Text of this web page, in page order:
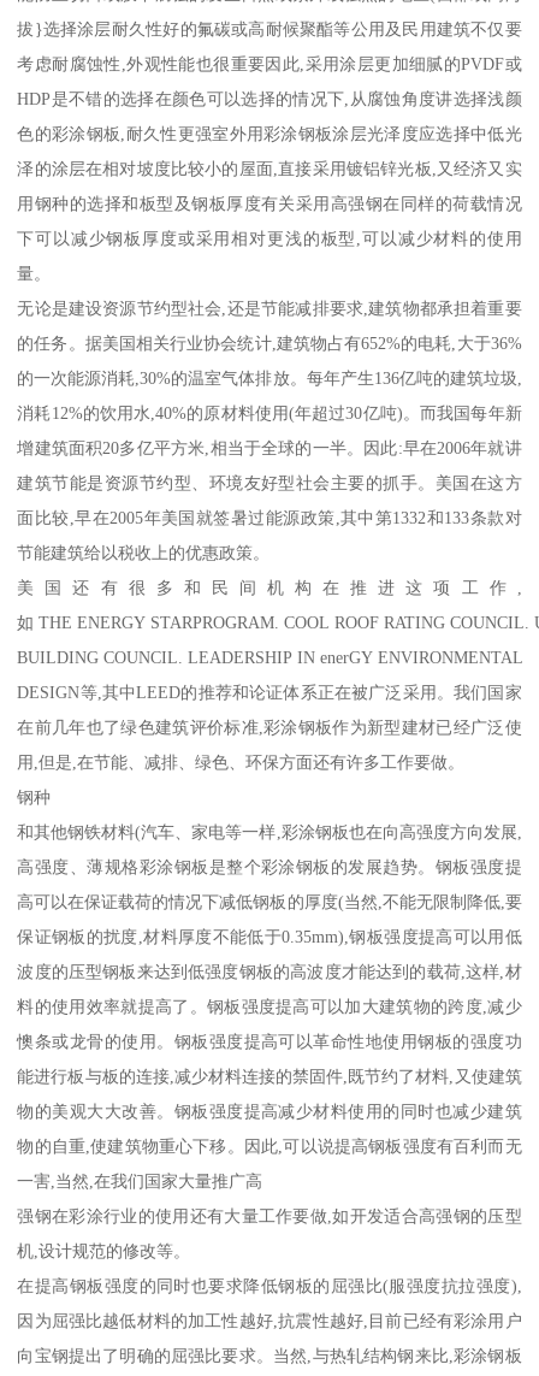
拔}选择涂层耐久性好的氟碳或高耐候聚酯等公用及民用建筑不仅要
考虑耐腐蚀性,外观性能也很重要因此,采用涂层更加细腻的PVDF或
HDP是不错的选择在颜色可以选择的情况下,从腐蚀角度讲选择浅颜
色的彩涂钢板,耐久性更强室外用彩涂钢板涂层光泽度应选择中低光
泽的涂层在相对坡度比较小的屋面,直接采用镀铝锌光板,又经济又实
用钢种的选择和板型及钢板厚度有关采用高强钢在同样的荷载情况
下可以减少钢板厚度或采用相对更浅的板型,可以减少材料的使用
量。
无论是建设资源节约型社会,还是节能减排要求,建筑物都承担着重要
的任务。据美国相关行业协会统计,建筑物占有652%的电耗,大于36%
的一次能源消耗,30%的温室气体排放。每年产生136亿吨的建筑垃圾,
消耗12%的饮用水,40%的原材料使用(年超过30亿吨)。而我国每年新
增建筑面积20多亿平方米,相当于全球的一半。因此:早在2006年就讲
建筑节能是资源节约型、环境友好型社会主要的抓手。美国在这方
面比较,早在2005年美国就签暑过能源政策,其中第1332和133条款对
节能建筑给以税收上的优惠政策。
美国还有很多和民间机构在推进这项工作,
如 THE ENERGY STARPROGRAM. COOL ROOF RATING COUNCIL.
BUILDING COUNCIL. LEADERSHIP IN enerGY ENVIRONMENTAL
DESIGN等,其中LEED的推荐和论证体系正在被广泛采用。我们国家
在前几年也了绿色建筑评价标准,彩涂钢板作为新型建材已经广泛使
用,但是,在节能、减排、绿色、环保方面还有许多工作要做。
钢种
和其他钢铁材料(汽车、家电等一样,彩涂钢板也在向高强度方向发展,
高强度、薄规格彩涂钢板是整个彩涂钢板的发展趋势。钢板强度提
高可以在保证载荷的情况下减低钢板的厚度(当然,不能无限制降低,要
保证钢板的扰度,材料厚度不能低于0.35mm),钢板强度提高可以用低
波度的压型钢板来达到低强度钢板的高波度才能达到的载荷,这样,材
料的使用效率就提高了。钢板强度提高可以加大建筑物的跨度,减少
懊条或龙骨的使用。钢板强度提高可以革命性地使用钢板的强度功
能进行板与板的连接,减少材料连接的禁固件,既节约了材料,又使建筑
物的美观大大改善。钢板强度提高减少材料使用的同时也减少建筑
物的自重,使建筑物重心下移。因此,可以说提高钢板强度有百利而无
一害,当然,在我们国家大量推广高
强钢在彩涂行业的使用还有大量工作要做,如开发适合高强钢的压型
机,设计规范的修改等。
在提高钢板强度的同时也要求降低钢板的屈强比(服强度抗拉强度),
因为屈强比越低材料的加工性越好,抗震性越好,目前已经有彩涂用户
向宝钢提出了明确的屈强比要求。当然,与热轧结构钢来比,彩涂钢板